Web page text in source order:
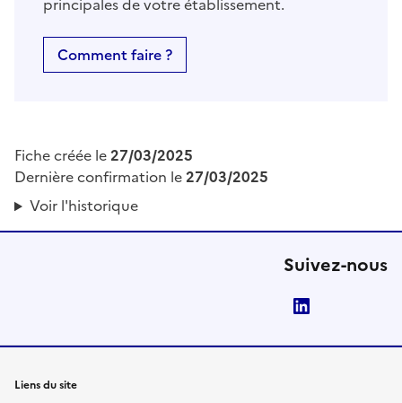
principales de votre établissement.
Comment faire ?
Fiche créée le27/03/2025
Dernière confirmation le27/03/2025
Voir l'historique
Suivez-nous
Liens du site